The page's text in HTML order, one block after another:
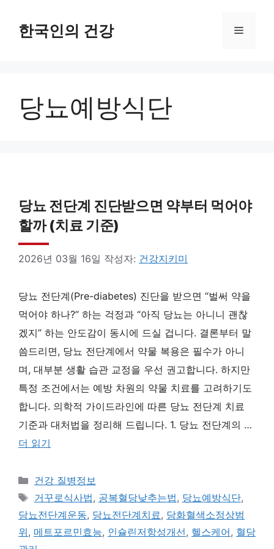
한국인의 건강 메
당뇨예방식단
당뇨 전단계 진단받으면 약부터 먹어야
할까 (치료 기준)
2026년 03월 16일 작성자: 건강지키미
당뇨 전단계(Pre-diabetes) 진단을 받으면 “벌써 약을
먹어야 하나?” 하는 걱정과 “아직 당뇨는 아니니 괜찮
겠지” 하는 안도감이 동시에 드실 겁니다. 결론부터 말
씀드리면, 당뇨 전단계에서 약물 복용은 필수가 아니
며, 대부분 생활 습관 교정을 우선 권고합니다. 하지만
특정 조건에서는 예방 차원의 약물 치료를 고려하기도
합니다. 의학적 가이드라인에 따른 당뇨 전단계 치료
기준과 대처법을 정리해 드립니다. 1. 당뇨 전단계의 …
더 읽기
카
테
리
건강 질병정보
태
그
거꾸로식사법, 공복혈당낮추는법, 당뇨예방식단,
당뇨전단계운동, 당뇨전단계치료, 당화혈색소정상범
위, 메트포르민효능, 인슐린저항성개선, 헬스케어, 혈당